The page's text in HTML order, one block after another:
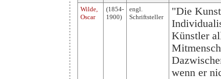
Wilde,
Oscar
(1854-
1900)
engl.
Schriftsteller
"Die
Künstler
wenn er